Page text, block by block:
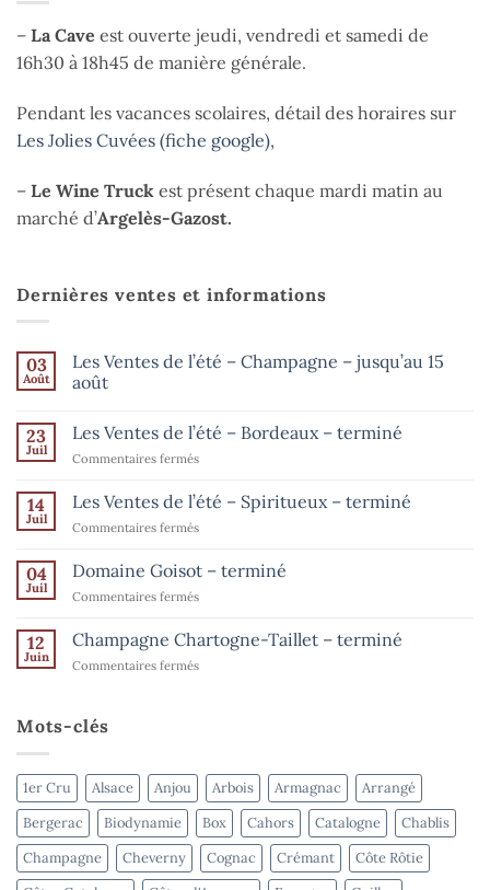
– La Cave est ouverte jeudi, vendredi et samedi de
16h30 à 18h45 de manière générale.
Pendant les vacances scolaires, détail des horaires sur
Les Jolies Cuvées (fiche google),
– Le Wine Truck est présent chaque mardi matin au
marché d’Argelès-Gazost.
Dernières ventes et informations
03
Août
Les Ventes de l’été – Champagne – jusqu’au 15
août
sur
Ventes
–
–
15
août
23
Juil
Les Ventes de l’été – Bordeaux – terminé
Commentaires ferméssur
Ventes
de
l’été
Bordeaux
14
Juil
Les Ventes de l’été – Spiritueux – terminé
Commentaires ferméssur
Ventes
de
l’été
Spiritueux
04
Juil
Domaine Goisot – terminé
Commentaires ferméssur
Goisot
–
terminé
12
Juin
Champagne Chartogne-Taillet – terminé
Commentaires ferméssur
Mots-clés
1er Cru Alsace Anjou Arbois Armagnac
Arrangé
Bergerac
Biodynamie Box Cahors Catalogne
Chablis
Champagne
Cheverny Cognac Crémant
Côte Rôtie